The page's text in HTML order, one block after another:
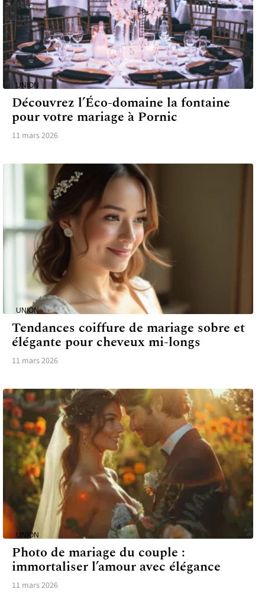
UNION
Découvrez l’Éco-domaine la fontaine
pour votre mariage à Pornic
11 mars 2026
UNION
Tendances coiffure de mariage sobre et
élégante pour cheveux mi-longs
11 mars 2026
UNION
Photo de mariage du couple :
immortaliser l’amour avec élégance
11 mars 2026